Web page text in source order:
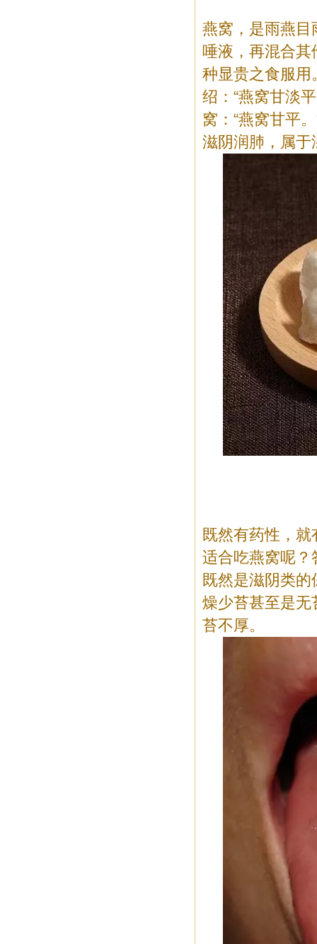
燕窝，是雨燕目
唾液，再混合其
种显贵之食服用
绍：“燕窝甘淡
窝：“燕窝甘平
滋阴润肺，属于
既然有药性，
适合吃燕窝呢？
既然是滋阴类
燥少苔甚至是无
苔不厚。